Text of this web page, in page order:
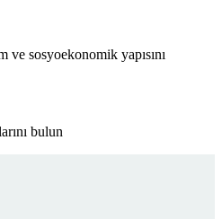
sosyoekonomik yapısını
bulun